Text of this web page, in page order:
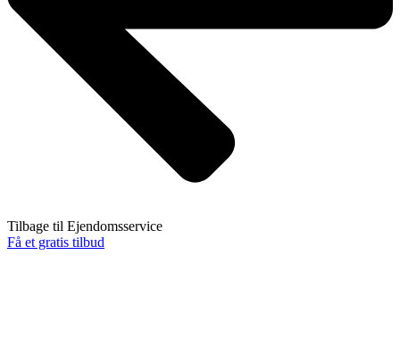
Tilbage til Ejendomsservice
Få et gratis tilbud